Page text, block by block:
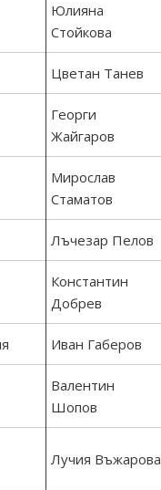
Юлияна
Стойкова
Цветан Танев
Георги
Жайгаров
Мирослав
Стаматов
Лъчезар Пелов
Константин
Добрев
Иван Габеров
Валентин
Шопов
Лучия Въжарова